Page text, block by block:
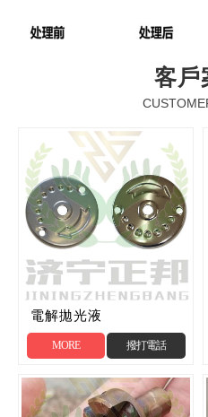
客戶
電解拋光液
MORE 撥打電話